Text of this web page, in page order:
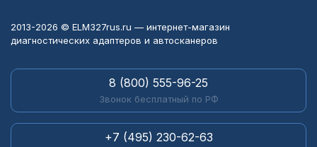
2013-2026 © ELM327rus.ru — интернет-магазин
диагностических адаптеров и автосканеров
8 (800) 555-96-25
Звонок бесплатный по РФ
+7 (495) 230-62-63